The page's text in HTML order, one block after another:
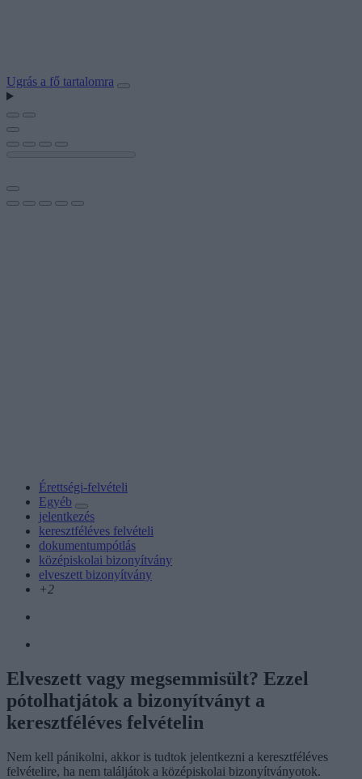
Ugrás a fő tartalomra
Érettségi-felvételi
Egyéb
jelentkezés
keresztféléves felvételi
dokumentumpótlás
középiskolai bizonyítvány
elveszett bizonyítvány
+2
Elveszett vagy megsemmisült? Ezzel
pótolhatjátok a bizonyítványt a
keresztféléves felvételin
Nem kell pánikolni, akkor is tudtok jelentkezni a keresztféléves
felvételire, ha nem találjátok a középiskolai bizonyítványotok.